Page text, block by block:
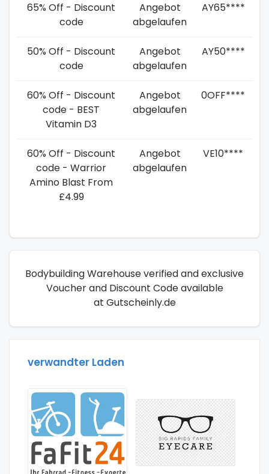
65% Off - Discount
code
Angebot
abgelaufen
AY65****
50% Off - Discount
code
Angebot
abgelaufen
AY50****
60% Off - Discount
code - BEST
Vitamin D3
Angebot
abgelaufen
0OFF****
60% Off - Discount
code - Warrior
Amino Blast From
£4.99
Angebot
abgelaufen
VE10****
Bodybuilding Warehouse verified and exclusive
Voucher and Discount Code available
at Gutscheinly.de
verwandter Laden